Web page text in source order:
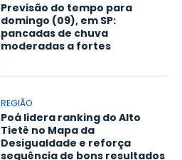
Previsão do tempo para
domingo (09), em SP:
pancadas de chuva
moderadas a fortes
REGIÃO
Poá lidera ranking do Alto
Tietê no Mapa da
Desigualdade e reforça
sequência de bons resultados